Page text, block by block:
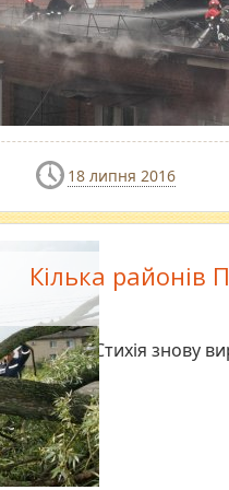
18 липня 2016
Кілька
Стихія знову